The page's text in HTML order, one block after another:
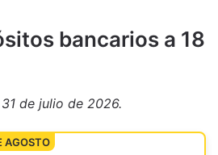
bancarios a 18
de julio de 2026.
AGOSTO